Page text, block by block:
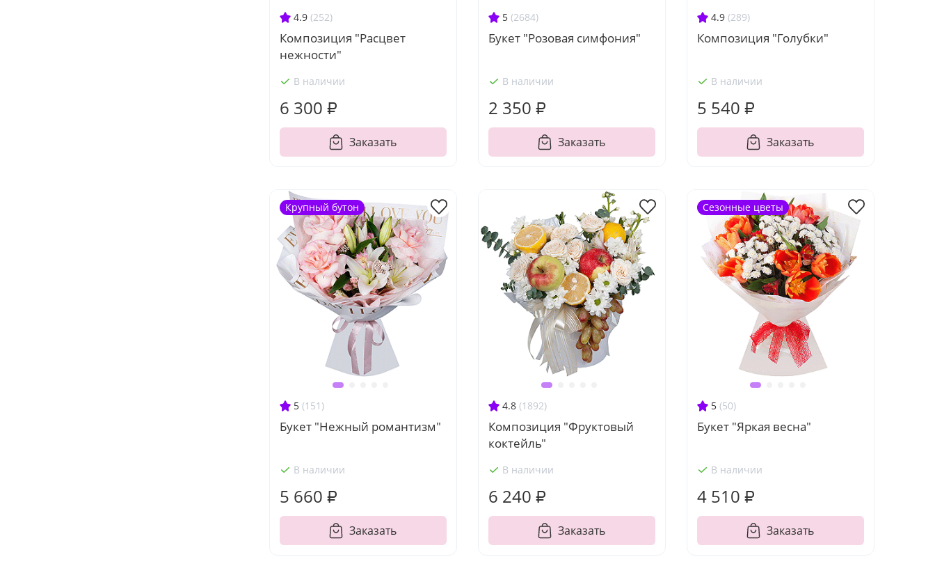
4.9 (252)
Композиция "Расцвет
нежности"
В наличии
6 300 ₽
Заказать
5 (2684)
Букет "Розовая симфония"
В наличии
2 350 ₽
Заказать
4.9 (289)
Композиция "Голубки"
В наличии
5 540 ₽
Заказать
5 (151)
Букет "Нежный романтизм"
В наличии
5 660 ₽
Заказать
Крупный бутон
4.8 (1892)
Композиция "Фруктовый
коктейль"
В наличии
6 240 ₽
Заказать
5 (50)
Букет "Яркая весна"
В наличии
4 510 ₽
Заказать
Сезонные цветы